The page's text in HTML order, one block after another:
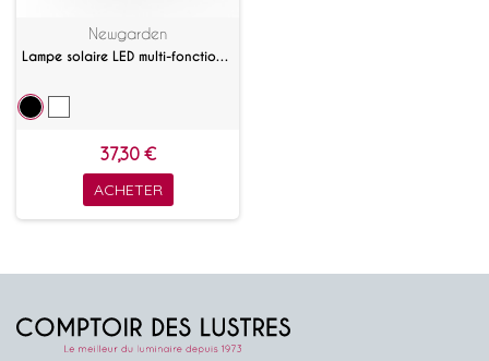
Newgarden
Lampe solaire LED multi-fonction Greta
37,30 €
ACHETER